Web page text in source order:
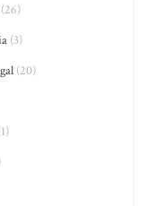
(26)
(3)
(20)